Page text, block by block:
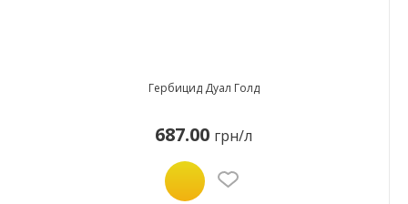
Гербицид Дуал Голд
687.00 грн/л